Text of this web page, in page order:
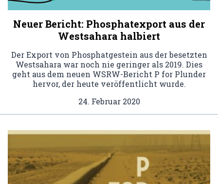
Neuer Bericht: Phosphatexport aus der
Westsahara halbiert
Der Export von Phosphatgestein aus der besetzten
Westsahara war noch nie geringer als 2019. Dies
geht aus dem neuen WSRW-Bericht P for Plunder
hervor, der heute veröffentlicht wurde.
24. Februar 2020